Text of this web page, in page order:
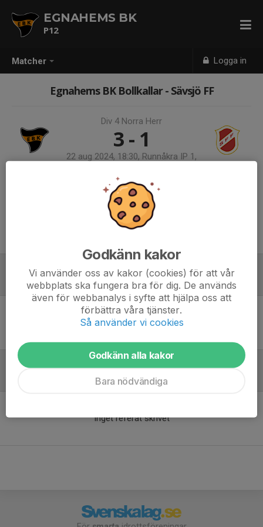
Matcher Logga in
EGNAHEMS BK
P12
Egnahems BK Bollkallar - Sävsjö FF
Div 4 Norra Herr
3 - 1
22 aug 2024, 18:30, Runnåkra IP 1,
Samling 18:00, Kiosken Runnåkra
Anmälan till bollkallar för herrarnas hemmamatch. Det bjuds på korv
och dricka i pausen. Kontaktperson A-laget är Anders Johansson 070-
Laguppställning
Ingen uppställning ifylld
Inget referat skrivet
Godkänn kakor
Vi använder oss av kakor (cookies) för att vår
webbplats ska fungera bra för dig. De används
även för webbanalys i syfte att hjälpa oss att
förbättra våra tjänster.
Så använder vi cookies
Godkänn alla kakor
Bara nödvändiga